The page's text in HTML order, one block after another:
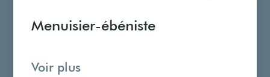
Menuisier-ébéniste
Voir plus